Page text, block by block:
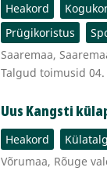
Heakord
Prügikoristus
Saaremaa,
Talgud toimusid 04.
Uus Kangsti
Heakord
Võrumaa, Rõuge